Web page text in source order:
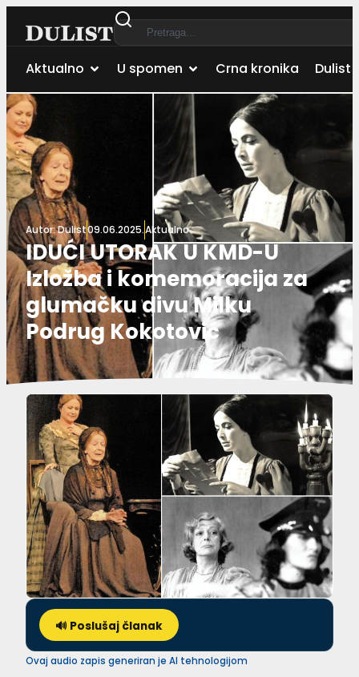
Aktualno U spomen Crna kronika Dulist
Autor:Dulist09.06.2025.Aktualno
IDUĆI UTORAK U KMD-U
Izložba i komemoracija za
glumačku divu Milku
Podrug Kokotović
🔊 Poslušaj članak
Ovaj audio zapis generiran je AI tehnologijom